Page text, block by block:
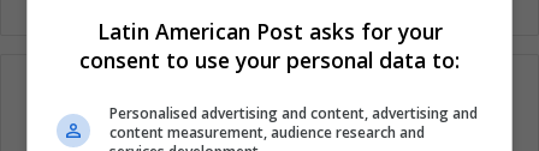
Latin American Post asks for your
consent to use your personal data to:
Personalised advertising and content, advertising and
content measurement, audience research and